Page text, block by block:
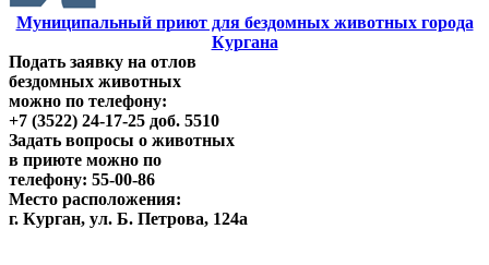
Муниципальный приют для бездомных животных города
Кургана
Подать заявку на отлов
бездомных животных
можно по телефону:
+7 (3522) 24-17-25 доб. 5510
Задать вопросы о животных
в приюте можно по
телефону: 55-00-86
Место расположения:
г. Курган, ул. Б. Петрова, 124а